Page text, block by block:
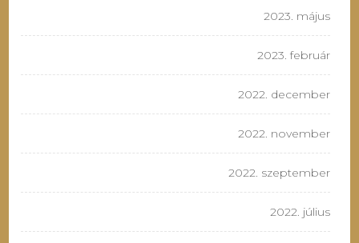
2023. május
2023. február
2022. december
2022. november
2022. szeptember
2022. július